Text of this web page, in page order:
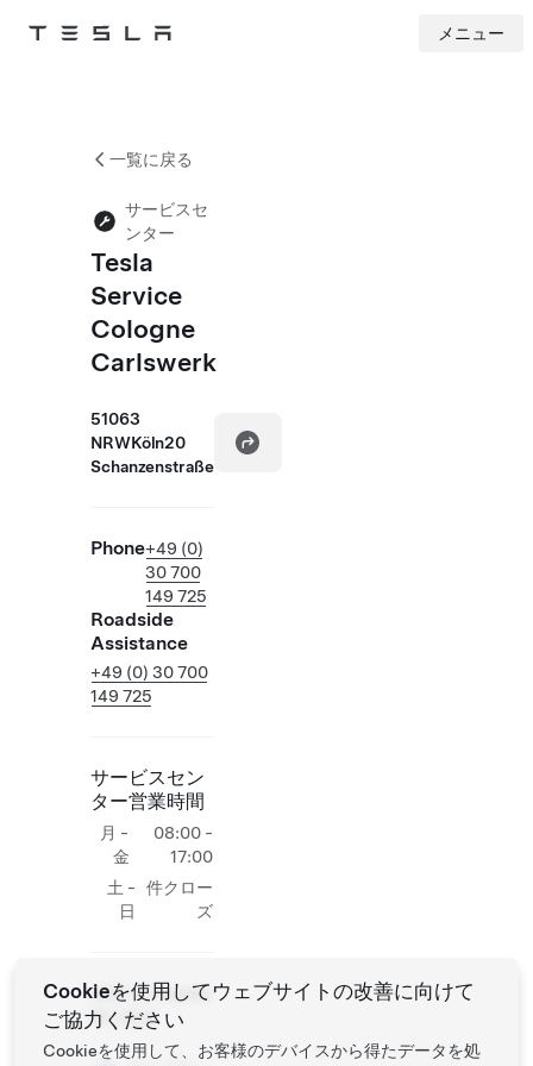
Tesla メニュー
一覧に戻る
サービスセ
ンター
Tesla
Service
Cologne
Carlswerk
51063
NRWKöln20
Schanzenstraße
Phone+49 (0)
30 700
149 725
Roadside
Assistance
+49 (0) 30 700
149 725
サービスセン
ター営業時間
月 -
金
08:00 -
17:00
土 -
日
件クロー
ズ
現場でのTesla作
業の追加
Cookieを使用してウェブサイトの改善に向けて
ご協力ください
Cookieを使用して、お客様のデバイスから得たデータを処